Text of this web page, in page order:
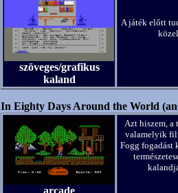
szöveges/grafikus
kaland
A játék előtt
In Eighty Days Around the World
arcade
Azt hiszem, a
valamelyik
Fogg fogadást